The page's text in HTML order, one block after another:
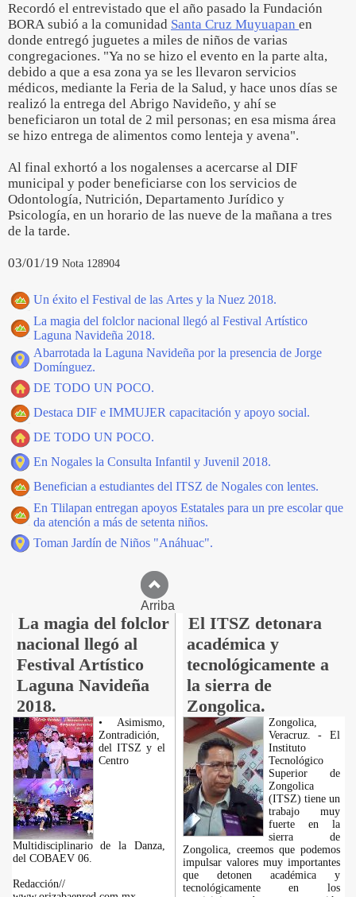
Recordó el entrevistado que el año pasado la Fundación
BORA subió a la comunidad Santa Cruz Muyuapan en
donde entregó juguetes a miles de niños de varias
congregaciones. "Ya no se hizo el evento en la parte alta,
debido a que a esa zona ya se les llevaron servicios
médicos, mediante la Feria de la Salud, y hace unos días se
realizó la entrega del Abrigo Navideño, y ahí se
beneficiaron un total de 2 mil personas; en esa misma área
se hizo entrega de alimentos como lenteja y avena".
Al final exhortó a los nogalenses a acercarse al DIF
municipal y poder beneficiarse con los servicios de
Odontología, Nutrición, Departamento Jurídico y
Psicología, en un horario de las nueve de la mañana a tres
de la tarde.
03/01/19 Nota 128904
Un éxito el Festival de las Artes y la Nuez 2018.
La magia del folclor nacional llegó al Festival Artístico
Laguna Navideña 2018.
Abarrotada la Laguna Navideña por la presencia de Jorge
Domínguez.
DE TODO UN POCO.
Destaca DIF e IMMUJER capacitación y apoyo social.
DE TODO UN POCO.
En Nogales la Consulta Infantil y Juvenil 2018.
Benefician a estudiantes del ITSZ de Nogales con lentes.
En Tlilapan entregan apoyos Estatales para un pre escolar que
da atención a más de setenta niños.
Toman Jardín de Niños "Anáhuac".
Arriba
La magia del folclor
nacional llegó al
Festival Artístico
Laguna Navideña
2018.
El ITSZ detonara
académica y
tecnológicamente a
la sierra de
Zongolica.
• Asimismo,
Zontradición,
del ITSZ y el
Centro
Multidisciplinario de la Danza,
del COBAEV 06.
Redacción//
Zongolica,
Veracruz. - El
Instituto
Tecnológico
Superior de
Zongolica
(ITSZ) tiene un
trabajo muy
fuerte en la
sierra de
Zongolica, creemos que podemos
impulsar valores muy importantes
que detonen académica y
tecnológicamente en los